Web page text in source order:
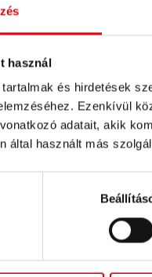
használ
és hirdetések
Ezenkívül
adatait, akik
által használt más